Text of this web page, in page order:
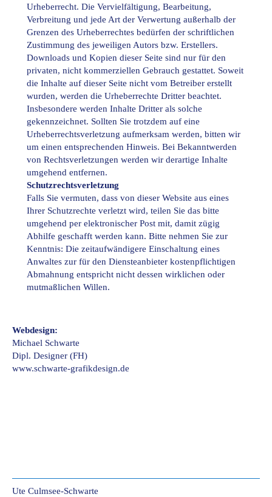
Urheberrecht. Die Vervielfältigung, Bearbeitung,
Verbreitung und jede Art der Verwertung außerhalb der
Grenzen des Urheberrechtes bedürfen der schriftlichen
Zustimmung des jeweiligen Autors bzw. Erstellers.
Downloads und Kopien dieser Seite sind nur für den
privaten, nicht kommerziellen Gebrauch gestattet. Soweit
die Inhalte auf dieser Seite nicht vom Betreiber erstellt
wurden, werden die Urheberrechte Dritter beachtet.
Insbesondere werden Inhalte Dritter als solche
gekennzeichnet. Sollten Sie trotzdem auf eine
Urheberrechtsverletzung aufmerksam werden, bitten wir
um einen entsprechenden Hinweis. Bei Bekanntwerden
von Rechtsverletzungen werden wir derartige Inhalte
umgehend entfernen.
Schutzrechtsverletzung
Falls Sie vermuten, dass von dieser Website aus eines
Ihrer Schutzrechte verletzt wird, teilen Sie das bitte
umgehend per elektronischer Post mit, damit zügig
Abhilfe geschafft werden kann. Bitte nehmen Sie zur
Kenntnis: Die zeitaufwändigere Einschaltung eines
Anwaltes zur für den Diensteanbieter kostenpflichtigen
Abmahnung entspricht nicht dessen wirklichen oder
mutmaßlichen Willen.
Webdesign:
Michael Schwarte
Dipl. Designer (FH)
www.schwarte-grafikdesign.de
Ute Culmsee-Schwarte